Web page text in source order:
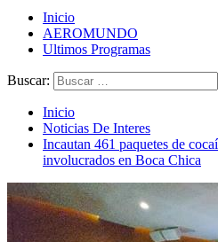
Inicio
AEROMUNDO
Ultimos Programas
Buscar:
Inicio
Noticias De Interes
Incautan 461 paquetes de
involucrados en Boca Chica